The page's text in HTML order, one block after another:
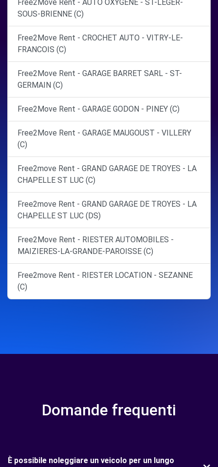
Free2Move Rent - AUTO OXYGENE - ST-LEGER-
SOUS-BRIENNE (C)
Free2Move Rent - CROCHET AUTO - VITRY-LE-
FRANCOIS (C)
Free2Move Rent - GARAGE BARRET SARL - ST-
GERMAIN (C)
Free2Move Rent - GARAGE GODON - PINEY (C)
Free2Move Rent - GARAGE MAUGOUST - VILLERY
(C)
Free2move Rent - GRAND GARAGE DE TROYES - LA
CHAPELLE ST LUC (C)
Free2move Rent - GRAND GARAGE DE TROYES - LA
CHAPELLE ST LUC (DS)
Free2Move Rent - RIESTER AUTOMOBILES -
MAIZIERES-LA-GRANDE-PAROISSE (C)
Free2move Rent - RIESTER LOCATION - SEZANNE
(C)
Domande frequenti
È possibile noleggiare un veicolo per un lungo